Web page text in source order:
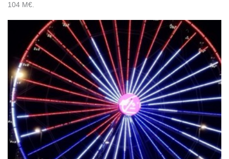
104 M€.